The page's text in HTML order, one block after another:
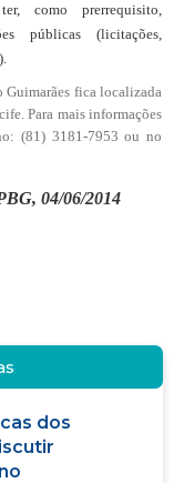
como prerrequisito,
públicas (licitações,
Guimarães fica localizada
Para mais informações
(81) 3181-7953 ou no
04/06/2014
dos